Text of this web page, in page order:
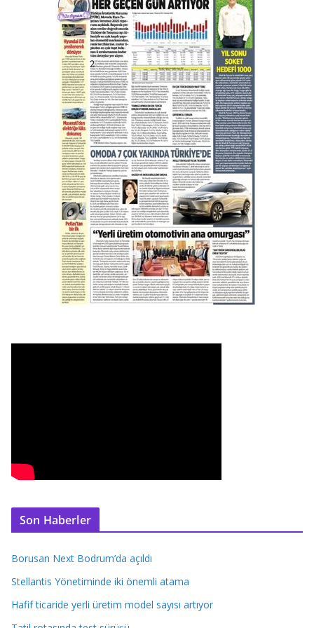
Son Haberler
Borusan Next Bodrum’da açıldı
Stellantis Yönetiminde iki önemli atama
Hafif ticaride yerli üretim model sayısı artıyor